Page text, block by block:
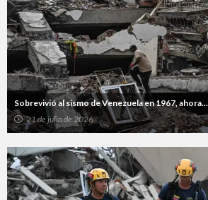
Sobrevivió al sismo de Venezuela en 1967, ahora...
21 de julio de 2026